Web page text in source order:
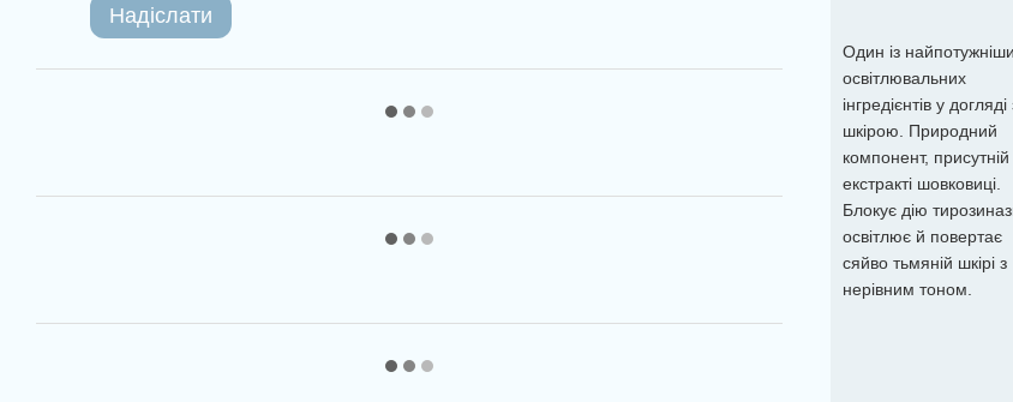
Надіслати
Один із
освітлювальних
інгредієнтів у догляді
шкірою. Природний
компонент, присутній
екстракті шовковиці.
Блокує дію
освітлює й повертає
сяйво тьмяній шкірі з
нерівним тоном.